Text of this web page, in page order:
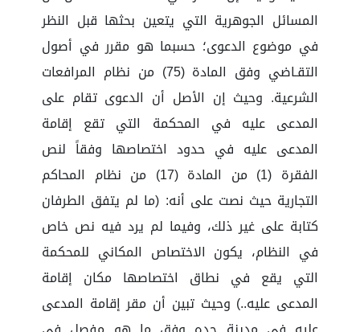
المسائل الجوهرية التي يتعين بحثها قبل النظر
في موضوع الدعوى؛ حسبما هو مقرر في أصول
التقـاضي وفق المادة (75) من نظام المرافعات
الشرعية. وحيث إن الأصل أن الدعوى تقام على
المدعى عليه في المحكمة التي تقع إقامة
المدعى عليه في حدود اختصاصها وفقاً لنص
الفقرة (1) من المادة (17) من نظام المحاكم
التجارية حيث نصت على أنه: (ما لم يتفق الطرفان
كتابة على غير ذلك، وفيما لم يرد فيه نص خاص
في النظام، يكون الاختصاص المكاني للمحكمة
التي يقع في نطاق اختصاصها مكان إقامة
المدعى عليه..) وحيث تبين أن مقر إقامة المدعى